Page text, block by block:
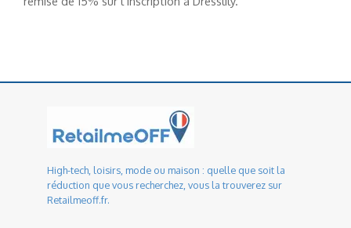
High-tech, loisirs, mode ou maison : quelle que soit la
réduction que vous recherchez, vous la trouverez sur
Retailmeoff.fr.